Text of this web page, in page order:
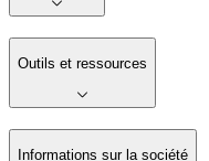
Outils et ressources
Informations sur la société